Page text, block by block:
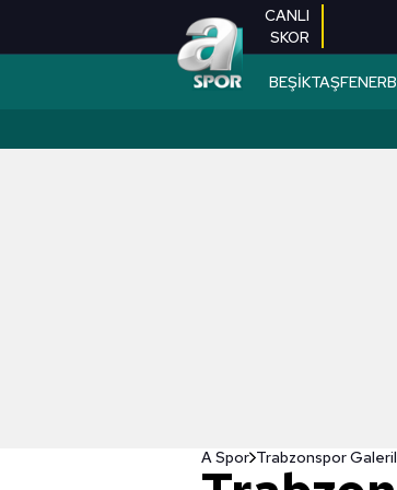
CANLI
SKOR
BEŞİKTAŞ
A Spor Trabzonspor